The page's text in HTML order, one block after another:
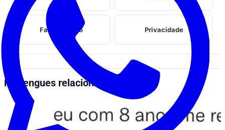
Fale conosco Privacidade
Perrengues relacionados